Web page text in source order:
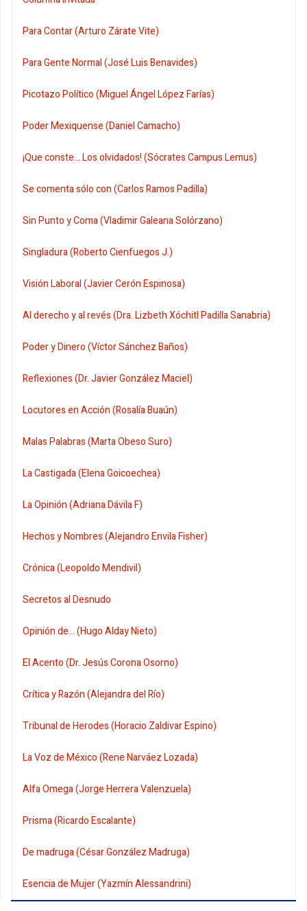
Para Contar (Arturo Zárate Vite)
Para Gente Normal (José Luis Benavides)
Picotazo Político (Miguel Ángel López Farías)
Poder Mexiquense (Daniel Camacho)
¡Que conste... Los olvidados! (Sócrates Campus Lemus)
Se comenta sólo con (Carlos Ramos Padilla)
Sin Punto y Coma (Vladimir Galeana Solórzano)
Singladura (Roberto Cienfuegos J.)
Visión Laboral (Javier Cerón Espinosa)
Al derecho y al revés (Dra. Lizbeth Xóchitl Padilla Sanabria)
Poder y Dinero (Víctor Sánchez Baños)
Reflexiones (Dr. Javier González Maciel)
Locutores en Acción (Rosalía Buaún)
Malas Palabras (Marta Obeso Suro)
La Castigada (Elena Goicoechea)
La Opinión (Adriana Dávila F)
Hechos y Nombres (Alejandro Envila Fisher)
Crónica (Leopoldo Mendivil)
Secretos al Desnudo
Opinión de... (Hugo Alday Nieto)
El Acento (Dr. Jesús Corona Osorno)
Crítica y Razón (Alejandra del Río)
Tribunal de Herodes (Horacio Zaldivar Espino)
La Voz de México (Rene Narváez Lozada)
Alfa Omega (Jorge Herrera Valenzuela)
Prisma (Ricardo Escalante)
De madruga (César González Madruga)
Esencia de Mujer (Yazmín Alessandrini)